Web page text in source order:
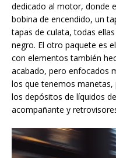
dedicado al motor, donde
bobina de encendido, un
tapas de culata, todas
negro. El otro paquete es
con elementos también
acabado, pero enfocados
los que tenemos manetas,
los depósitos de líquidos
acompañante y